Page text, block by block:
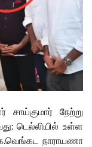
நேற்று
டெல்லியில் உள்ள
கே.வெங்கட நாராயணா